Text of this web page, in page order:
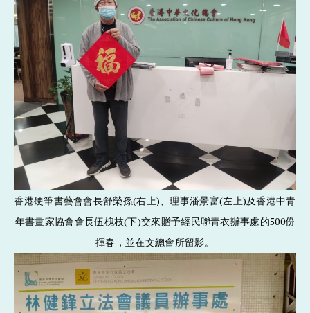
香港硬筆書藝會會長舒榮孫(右上)、理事潘景富(左上)及香港中青
年書畫家協會會長伍槐枝(下)交來贈予經民聯青衣辦事處的500份
揮春，並在文總會所留影。